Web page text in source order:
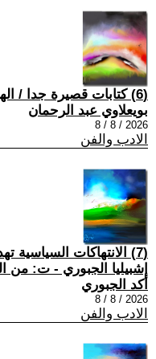
(6) كتابات قصيرة جدا / الهروب الصغير /
بويعلاوي عبد الرحمان
2026 / 8 / 8
الادب والفن
(7) الانتهاكات السياسية
إشبيليا الجبوري - ت: من
أكد الجبوري
2026 / 8 / 8
الادب والفن